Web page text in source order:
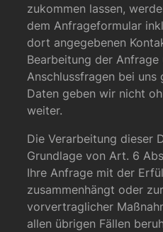
zukommen lassen,
dem Anfrageformular
dort angegebenen
Bearbeitung der
Anschlussfragen bei uns
Daten geben wir nicht
weiter.
Die Verarbeitung dieser
Grundlage von Art. 6
Ihre Anfrage mit der
zusammenhängt oder
vorvertraglicher
allen übrigen Fällen